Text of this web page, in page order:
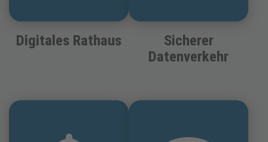
Digitales Rathaus
Sicherer
Datenverkehr